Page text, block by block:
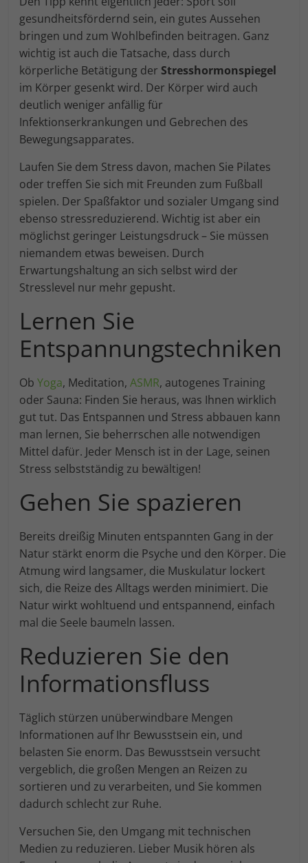
gesundheitsfördernd sein, ein gutes Aussehen
bringen und zum Wohlbefinden beitragen. Ganz
wichtig ist auch die Tatsache, dass durch
körperliche Betätigung der Stresshormonspiegel
im Körper gesenkt wird. Der Körper wird auch
deutlich weniger anfällig für
Infektionserkrankungen und Gebrechen des
Bewegungsapparates.
Laufen Sie dem Stress davon, machen Sie Pilates
oder treffen Sie sich mit Freunden zum Fußball
spielen. Der Spaßfaktor und sozialer Umgang sind
ebenso stressreduzierend. Wichtig ist aber ein
möglichst geringer Leistungsdruck – Sie müssen
niemandem etwas beweisen. Durch
Erwartungshaltung an sich selbst wird der
Stresslevel nur mehr gepusht.
Lernen Sie
Entspannungstechniken
ObYoga, Meditation,ASMR, autogenes Training
oder Sauna: Finden Sie heraus, was Ihnen wirklich
gut tut. Das Entspannen und Stress abbauen kann
man lernen, Sie beherrschen alle notwendigen
Mittel dafür. Jeder Mensch ist in der Lage, seinen
Stress selbstständig zu bewältigen!
Gehen Sie spazieren
Bereits dreißig Minuten entspannten Gang in der
Natur stärkt enorm die Psyche und den Körper. Die
Atmung wird langsamer, die Muskulatur lockert
sich, die Reize des Alltags werden minimiert. Die
Natur wirkt wohltuend und entspannend, einfach
mal die Seele baumeln lassen.
Reduzieren Sie den
Informationsfluss
Täglich stürzen unüberwindbare Mengen
Informationen auf Ihr Bewusstsein ein, und
belasten Sie enorm. Das Bewusstsein versucht
vergeblich, die großen Mengen an Reizen zu
sortieren und zu verarbeiten, und Sie kommen
dadurch schlecht zur Ruhe.
Versuchen Sie, den Umgang mit technischen
Medien zu reduzieren. Lieber Musik hören als